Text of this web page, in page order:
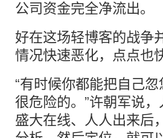
公司资金完全净流出。
好在这场轻博客的战争
情况快速恶化，点点也
“有时候你都能把自己
很危险的。”许朝军说
盛大在线、人人出来后